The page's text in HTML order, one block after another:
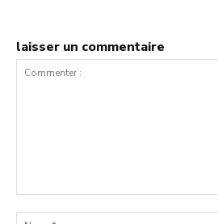
laisser un commentaire